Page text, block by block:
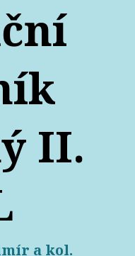
II.
a kol.